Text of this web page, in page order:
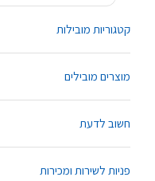
קטגוריות מובילות
מוצרים מובילים
חשוב לדעת
פניות לשירות ומכירות